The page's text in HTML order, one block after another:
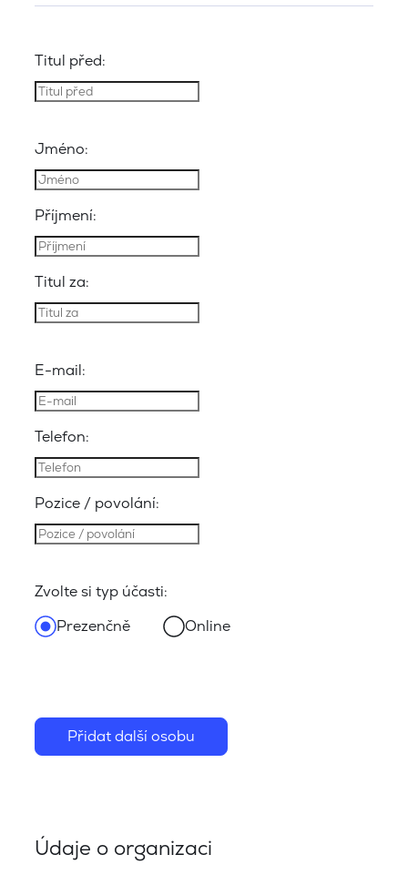
Titul před:
Jméno:
Příjmení:
Titul za:
E-mail:
Telefon:
Pozice / povolání:
Zvolte si typ účasti:
Prezenčně
Online
Přidat další osobu
Údaje o organizaci